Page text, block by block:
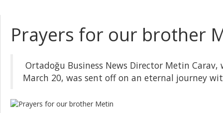
Prayers for our brother
Ortadoğu Business News Director Metin Carav,
March 20, was sent off on an eternal journey